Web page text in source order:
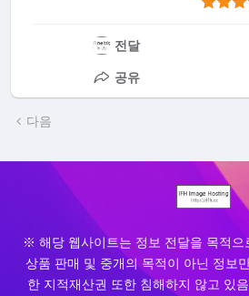
전달
공유
다음
※ 해당 웹사이트는 정보 전달을 목적으
상품 판매 및 중개의 목적이 아닌 정보
한 지적재산권 또한 침해하지 않고 있